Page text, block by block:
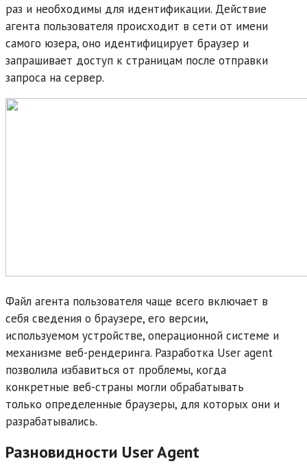
раз и необходимы для идентификации. Действие
агента пользователя происходит в сети от имени
самого юзера, оно идентифицирует браузер и
запрашивает доступ к страницам после отправки
запроса на сервер.
Файл агента пользователя чаще всего включает в
себя сведения о браузере, его версии,
используемом устройстве, операционной системе и
механизме веб-рендеринга. Разработка User agent
позволила избавиться от проблемы, когда
конкретные веб-страны могли обрабатывать
только определенные браузеры, для которых они и
разрабатывались.
Разновидности User Agent